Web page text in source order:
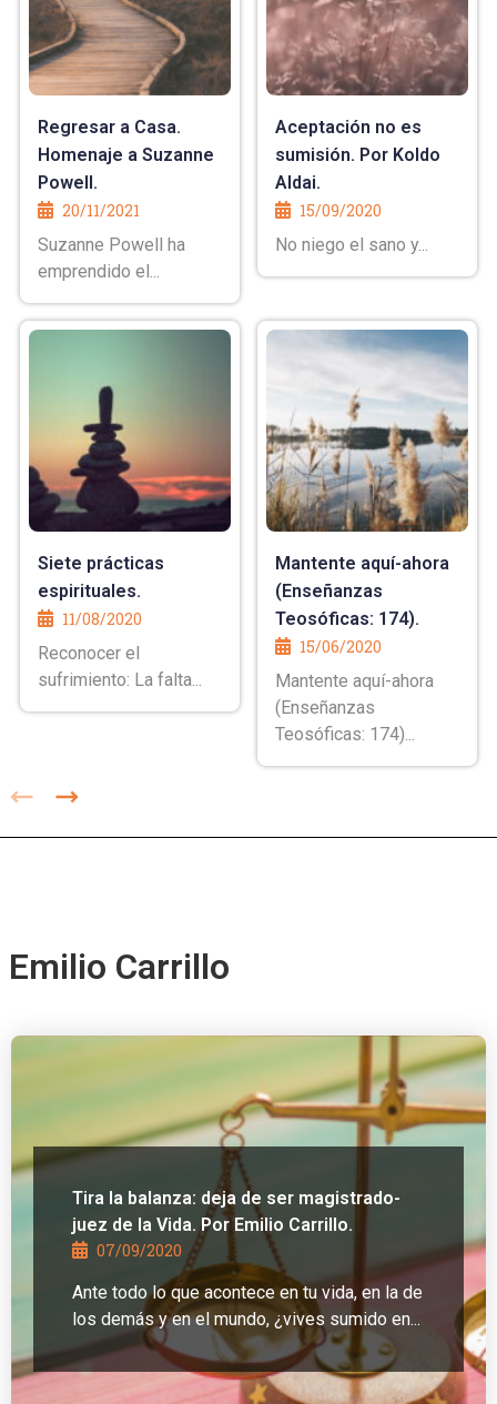
Regresar a Casa.
Homenaje a Suzanne
Powell.
20/11/2021
Suzanne Powell ha
emprendido el...
Aceptación no es
sumisión. Por Koldo
Aldai.
15/09/2020
No niego el sano y...
Siete prácticas
espirituales.
11/08/2020
Reconocer el
sufrimiento: La falta...
Mantente aquí-ahora
(Enseñanzas
Teosóficas: 174).
15/06/2020
Mantente aquí-ahora
(Enseñanzas
Teosóficas: 174)...
Emilio Carrillo
Tira la balanza: deja de ser magistrado-
juez de la Vida. Por Emilio Carrillo.
07/09/2020
Ante todo lo que acontece en tu vida, en la de
los demás y en el mundo, ¿vives sumido en...